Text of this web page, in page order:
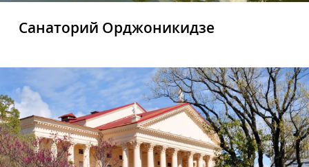
Санаторий Орджоникидзе